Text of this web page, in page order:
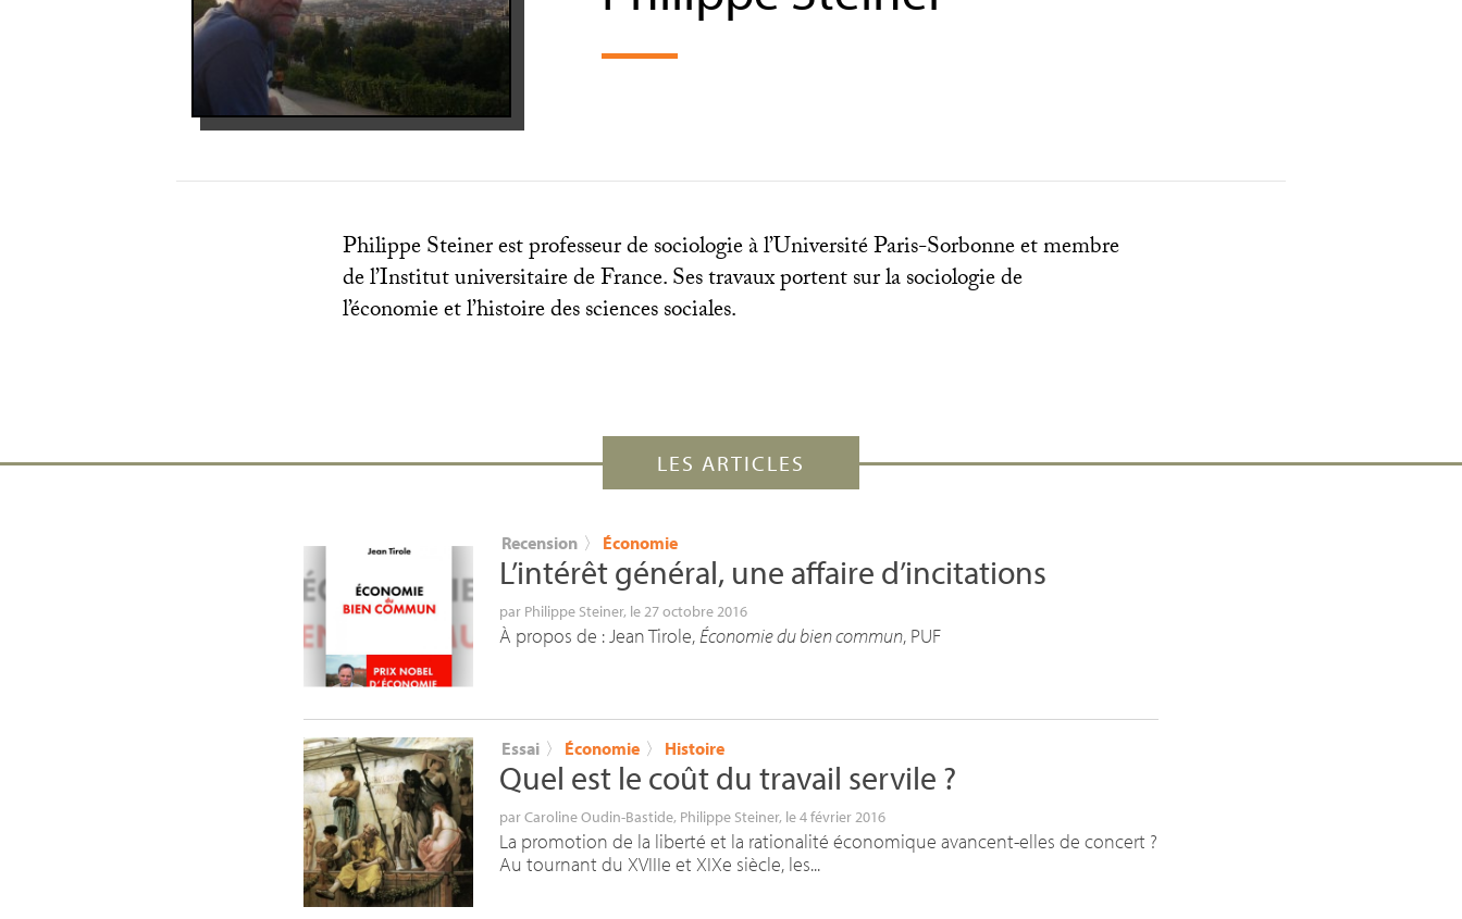
Philippe Steiner est professeur de sociologie à l’Université Paris-Sorbonne et membre
de l’Institut universitaire de France. Ses travaux portent sur la sociologie de
l’économie et l’histoire des sciences sociales.
LES ARTICLES
Recension 〉 Économie
L’intérêt général, une affaire d’incitations
par Philippe Steiner, le 27 octobre 2016
À propos de : Jean Tirole,Économie du bien commun, PUF
Essai 〉 Économie 〉 Histoire
Quel est le coût du travail servile ?
parCaroline Oudin-Bastide, Philippe Steiner, le 4 février 2016
La promotion de la liberté et la rationalité économique avancent-elles de concert ?
Au tournant du XVIIIe et XIXe siècle, les...